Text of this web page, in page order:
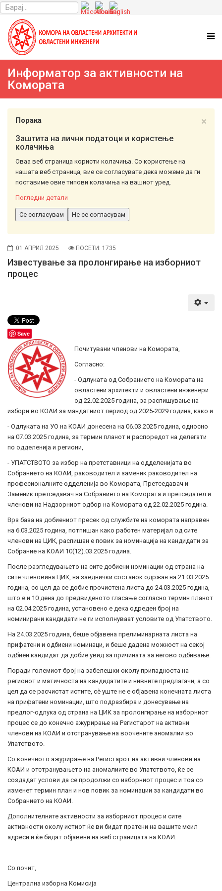
Информатор за активности на
Комората
×
Порака
Заштита на лични податоци и користење
колачиња
Оваа веб страница користи колачиња. Со користење на
нашата веб страница, вие се согласувате дека можеме да ги
поставиме овие типови колачиња на вашиот уред.
Погледни детали
Се согласувам Не се согласувам
01 АПРИЛ 2025 ПОСЕТИ: 1735
Известување за пролонгирање на изборниот
процес
Save
Почитувани членови на Комората,
Согласно:
- Одлуката од Собранието на Комората на
овластени архитекти и овластени инженери
од 22.02.2025 година, за распишување на
избори во КОАИ за мандатниот период од 2025-2029 година, како и
- Одлуката на УО на КОАИ донесена на 06.03.2025 година, односно
на 07.03.2025 година, за термин планот и распоредот на делегати
по одделенија и региони,
- УПАТСТВОТО за избор на претставници на одделенијата во
Собранието на КОАИ, раководител и заменик раководител на
професионалните одделенија во Комората, Претседавач и
Заменик претседавач на Собранието на Комората и претседател и
членови на Надзорниот одбор на Комората од 22.02.2025 година.
Врз база на добиениот пресек од службите на комората направен
на 6.03.2025 година, потпишан како работен материјал од сите
членови на ЦИК, распишан е повик за номинација на кандидати за
Собрание на КОАИ 10(12).03.2025 година.
После разгледувањето на сите добиени номинации од страна на
сите членовина ЦИК, на заеднички состанок одржан на 21.03.2025
година, со цел да се добие прочистена листа до 24.03.2025 година,
што е и 10 дена до предвиденото гласање согласно термин планот
на 02.04.2025 година, установено е дека одреден број на
номинирани кандидати не ги исполнуваат условите од Упатството.
На 24.03.2025 година, беше објавена прелиминарната листа на
прифатени и одбиени номинаци, и беше дадена можност на секој
одбиен кандидат да добие увид за причината за негово одбивање.
Поради големиот број на забелешки околу припадноста на
регионот и матичноста на кандидатите и нивните предлагачи, а со
цел да се расчистат истите, сѐ уште не е објавена конечната листа
на прифатени номинации, што подразбира и донесување на
предлог-одлука од страна на ЦИК за пролонгирање на изборниот
процес се до конечно ажурирање на Регистарот на активни
членови на КОАИ и отстранување на воочените аномалии во
Упатството.
Со конечното ажурирање на Регистарот на активни членови на
КОАИ и отстранувањето на аномалиите во Упатството, ќе се
создадат услови да се продолжи со изборниот процес и тоа со
изменет термин план и нов повик за номинации за кандидати во
Собранието на КОАИ.
Дополнителните активности за изборниот процес и сите
активности околу истиот ќе ви бидат пратени на вашите меил
адреси и ќе бидат објавени на веб страницата на КОАИ.
Со почит,
Централна изборна Комисија